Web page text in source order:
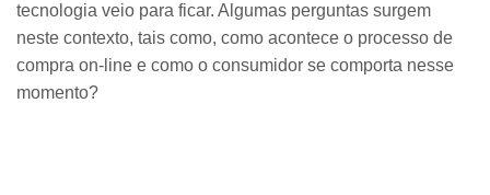
tecnologia veio para ficar. Algumas perguntas surgem
neste contexto, tais como, como acontece o processo de
compra on-line e como o consumidor se comporta nesse
momento?